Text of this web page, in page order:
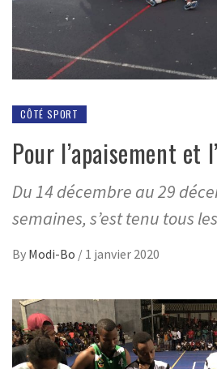
CÔTÉ SPORT
Pour l’apaisement et
Du 14 décembre au 29
semaines, s’est tenu tous
By Modi-Bo / 1 janvier 2020